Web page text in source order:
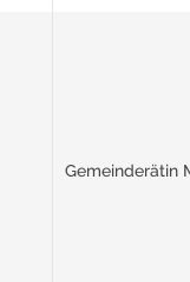
Gemeinderätin